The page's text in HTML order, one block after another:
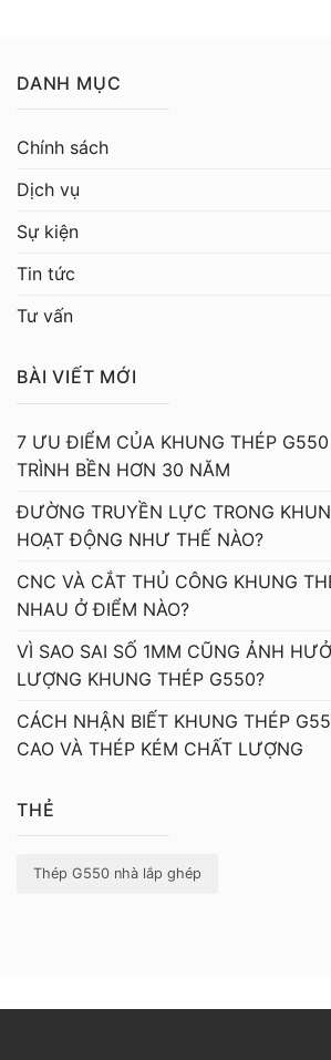
DANH MỤC
Chính sách
Dịch vụ
Sự kiện
Tin tức
Tư vấn
BÀI VIẾT MỚI
7 ƯU ĐIỂM CỦA KHUNG THÉP G550
TRÌNH BỀN HƠN 30 NĂM
ĐƯỜNG TRUYỀN LỰC TRONG
HOẠT ĐỘNG NHƯ THẾ NÀO?
CNC VÀ CẮT THỦ CÔNG KHUNG
NHAU Ở ĐIỂM NÀO?
VÌ SAO SAI SỐ 1MM CŨNG ẢNH
LƯỢNG KHUNG THÉP G550?
CÁCH NHẬN BIẾT KHUNG THÉP
CAO VÀ THÉP KÉM CHẤT LƯỢNG
THẺ
Thép G550 nhà lắp ghép